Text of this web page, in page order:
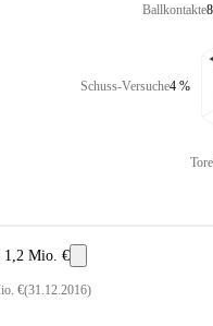
Ballkontakte
Schuss-Versuche4 %
Tore
1,2 Mio. €
€(31.12.2016)